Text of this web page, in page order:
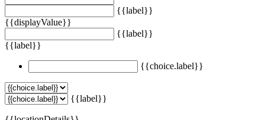
{{label}}
{{displayValue}}
{{label}}
{{label}}
{{choice.label}}
{{label}}